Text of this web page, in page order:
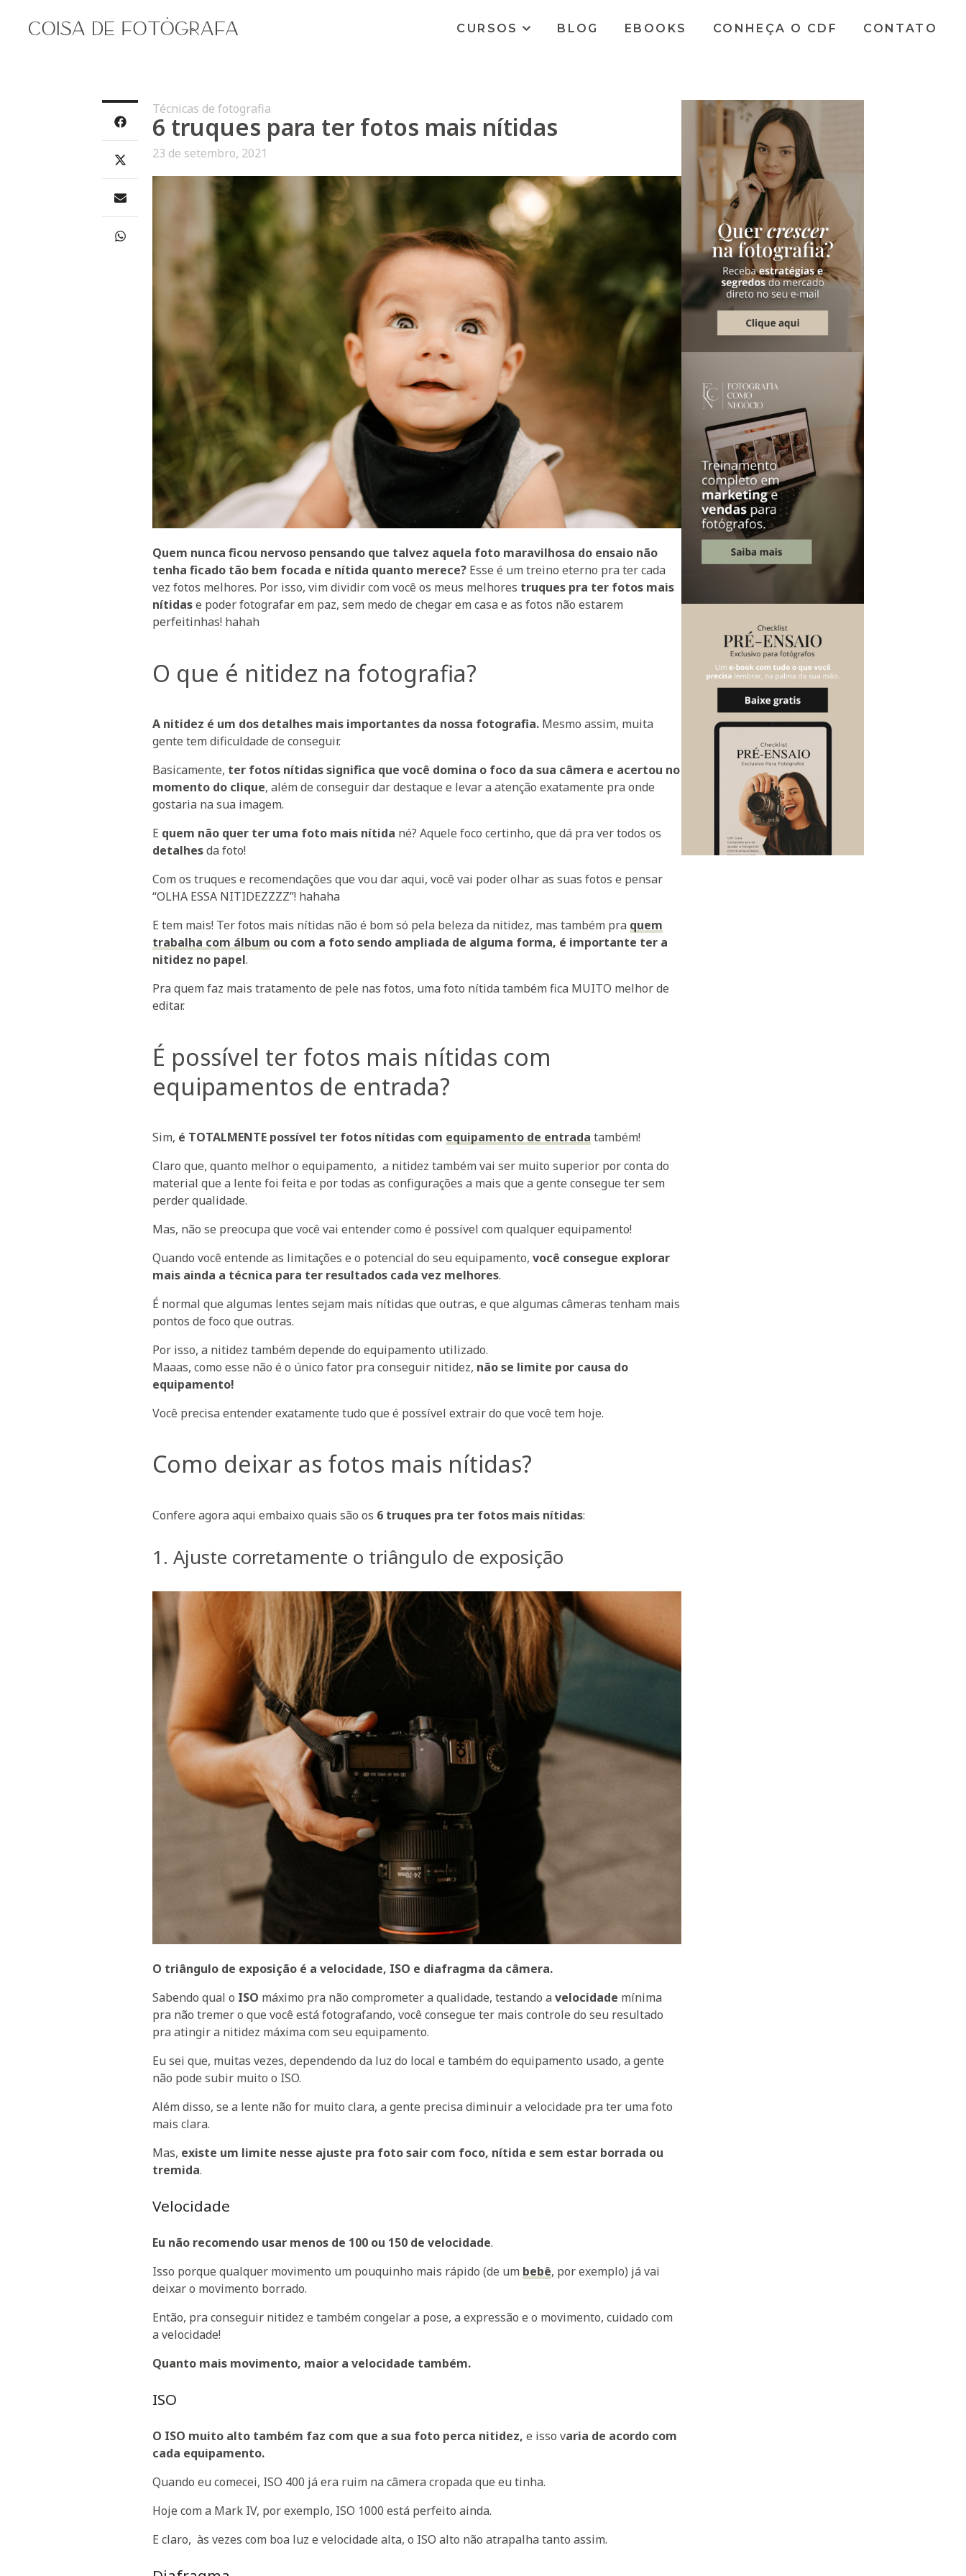
CURSOS BLOG EBOOKS CONHEÇA O CDF CONTATO
Técnicas de fotografia
6 truques para ter fotos mais nítidas
23 de setembro, 2021
Quem nunca ficou nervoso pensando que talvez aquela foto maravilhosa do ensaio não
tenha ficado tão bem focada e nítida quanto merece? Esse é um treino eterno pra ter cada
vez fotos melhores. Por isso, vim dividir com você os meus melhores truques pra ter fotos mais
nítidase poder fotografar em paz, sem medo de chegar em casa e as fotos não estarem
perfeitinhas! hahah
O que é nitidez na fotografia?
A nitidez é um dos detalhes mais importantes da nossa fotografia. Mesmo assim, muita
gente tem dificuldade de conseguir.
Basicamente, ter fotos nítidas significa que você domina o foco da sua câmera e acertou no
momento do clique, além de conseguir dar destaque e levar a atenção exatamente pra onde
gostaria na sua imagem.
E quem não quer ter uma foto mais nítida né? Aquele foco certinho, que dá pra ver todos os
detalhesda foto!
Com os truques e recomendações que vou dar aqui, você vai poder olhar as suas fotos e pensar
“OLHA ESSA NITIDEZZZZ”! hahaha
E tem mais! Ter fotos mais nítidas não é bom só pela beleza da nitidez, mas também pra quem
trabalha com álbum ou com a foto sendo ampliada de alguma forma, é importante ter a
nitidez no papel.
Pra quem faz mais tratamento de pele nas fotos, uma foto nítida também fica MUITO melhor de
editar.
É possível ter fotos mais nítidas com
equipamentos de entrada?
Sim, é TOTALMENTE possível ter fotos nítidas com equipamento de entrada também!
Claro que, quanto melhor o equipamento, a nitidez também vai ser muito superior por conta do
material que a lente foi feita e por todas as configurações a mais que a gente consegue ter sem
perder qualidade.
Mas, não se preocupa que você vai entender como é possível com qualquer equipamento!
Quando você entende as limitações e o potencial do seu equipamento, você consegue explorar
mais ainda a técnica para ter resultados cada vez melhores.
É normal que algumas lentes sejam mais nítidas que outras, e que algumas câmeras tenham mais
pontos de foco que outras.
Por isso, a nitidez também depende do equipamento utilizado.
Maaas, como esse não é o único fator pra conseguir nitidez, não se limite por causa do
equipamento!
Você precisa entender exatamente tudo que é possível extrair do que você tem hoje.
Como deixar as fotos mais nítidas?
Confere agora aqui embaixo quais são os 6 truques pra ter fotos mais nítidas:
1. Ajuste corretamente o triângulo de exposição
O triângulo de exposição é a velocidade, ISO e diafragma da câmera.
Sabendo qual o ISO máximo pra não comprometer a qualidade, testando a velocidade mínima
pra não tremer o que você está fotografando, você consegue ter mais controle do seu resultado
pra atingir a nitidez máxima com seu equipamento.
Eu sei que, muitas vezes, dependendo da luz do local e também do equipamento usado, a gente
não pode subir muito o ISO.
Além disso, se a lente não for muito clara, a gente precisa diminuir a velocidade pra ter uma foto
mais clara.
Mas, existe um limite nesse ajuste pra foto sair com foco, nítida e sem estar borrada ou
tremida.
Velocidade
Eu não recomendo usar menos de 100 ou 150 de velocidade.
Isso porque qualquer movimento um pouquinho mais rápido (de um bebê, por exemplo) já vai
deixar o movimento borrado.
Então, pra conseguir nitidez e também congelar a pose, a expressão e o movimento, cuidado com
a velocidade!
Quanto mais movimento, maior a velocidade também.
ISO
O ISO muito alto também faz com que a sua foto perca nitidez, e isso varia de acordo com
cada equipamento.
Quando eu comecei, ISO 400 já era ruim na câmera cropada que eu tinha.
Hoje com a Mark IV, por exemplo, ISO 1000 está perfeito ainda.
E claro, às vezes com boa luz e velocidade alta, o ISO alto não atrapalha tanto assim.